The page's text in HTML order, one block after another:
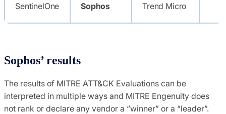
SentinelOne Sophos Trend Micro
Sophos’ results
The results of MITRE ATT&CK Evaluations can be
interpreted in multiple ways and MITRE Engenuity does
not rank or declare any vendor a “winner” or a “leader”.